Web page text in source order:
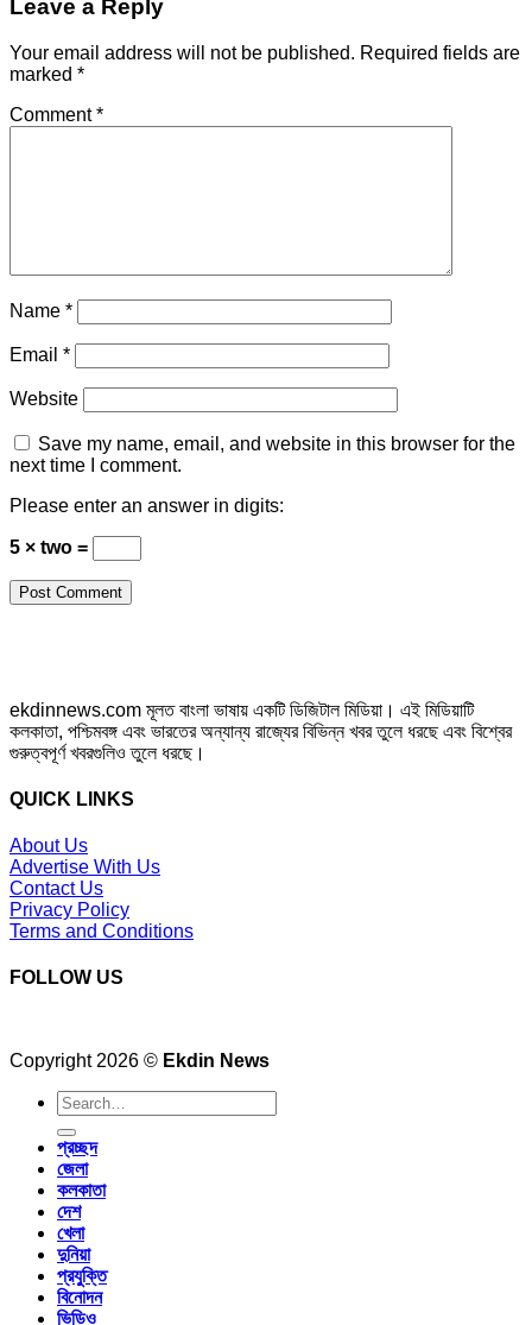
Leave a Reply
Your email address will not be published. Required fields are
marked *
Comment*
Name *
Email *
Website
Save my name, email, and website in this browser for the
next time I comment.
Please enter an answer in digits:
5 × two =
ekdinnews.com মূলত বাংলা ভাষায় একটি ডিজিটাল মিডিয়া। এই মিডিয়াটি
কলকাতা, পশ্চিমবঙ্গ এবং ভারতের অন্যান্য রাজ্যের বিভিন্ন খবর তুলে ধরছে এবং বিশ্বের
গুরুত্বপূর্ণ খবরগুলিও তুলে ধরছে।
QUICK LINKS
About Us
Advertise With Us
Contact Us
Privacy Policy
Terms and Conditions
FOLLOW US
Copyright 2026 © Ekdin News
প্রচ্ছদ
জেলা
কলকাতা
দেশ
খেলা
দুনিয়া
প্রযুক্তি
বিনোদন
ভিডিও